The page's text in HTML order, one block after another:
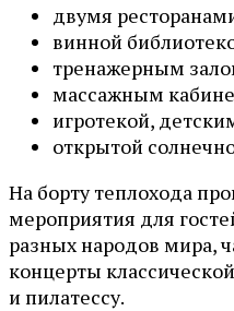
двумя
винной
тренажерным
массажным
игротекой,
открытой
На борту теплохода
мероприятия для
разных народов мира,
концерты
и пилатессу.